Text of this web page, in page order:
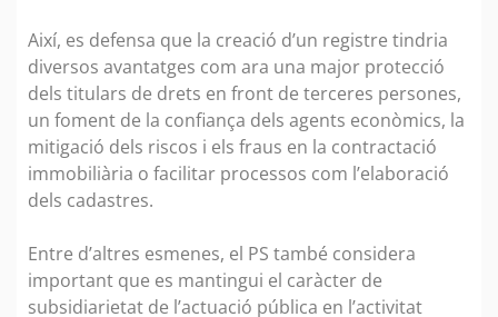
Així, es defensa que la creació d’un registre tindria
diversos avantatges com ara una major protecció
dels titulars de drets en front de terceres persones,
un foment de la confiança dels agents econòmics, la
mitigació dels riscos i els fraus en la contractació
immobiliària o facilitar processos com l’elaboració
dels cadastres.
Entre d’altres esmenes, el PS també considera
important que es mantingui el caràcter de
subsidiarietat de l’actuació pública en l’activitat